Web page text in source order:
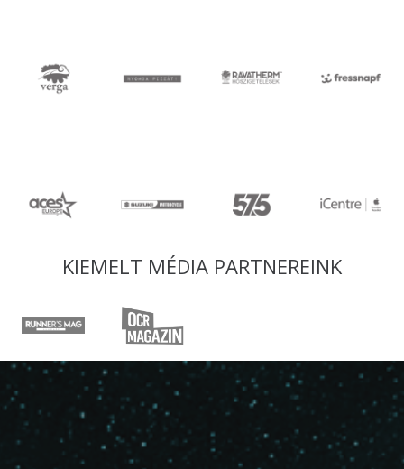
KIEMELT MÉDIA PARTNEREINK